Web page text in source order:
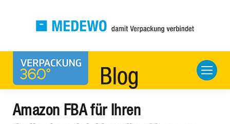
Amazon FBA für Ihren